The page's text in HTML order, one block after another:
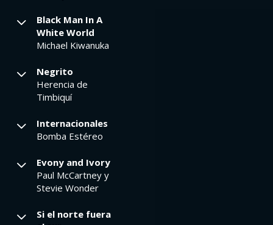
Black Man In A
White World
Michael Kiwanuka
Negrito
Herencia de
Timbiquí
Internacionales
Bomba Estéreo
Evony and Ivory
Paul McCartney y
Stevie Wonder
Si el norte fuera